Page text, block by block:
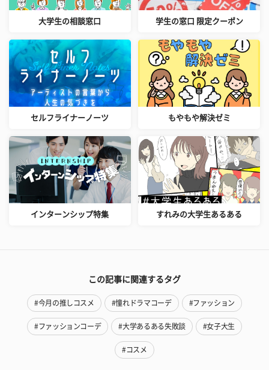
大学生の相談窓口 学生の窓口 限定クーポン
セルフライナーノーツ もやもや解決ゼミ
インターンシップ特集 すれみの大学生あるある
この記事に関連するタグ
#今月の推しコスメ #憧れドラマコーデ #ファッション
#ファッションコーデ #大学あるある失敗談 #女子大生
#コスメ